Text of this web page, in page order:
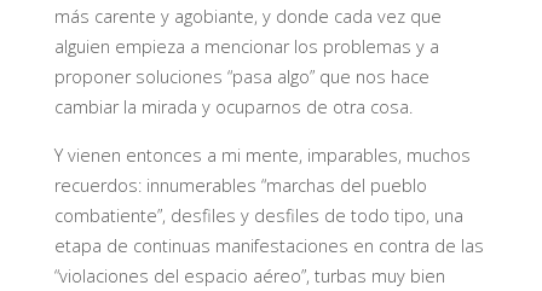
más carente y agobiante, y donde cada vez que
alguien empieza a mencionar los problemas y a
proponer soluciones “pasa algo” que nos hace
cambiar la mirada y ocuparnos de otra cosa.
Y vienen entonces a mi mente, imparables, muchos
recuerdos: innumerables “marchas del pueblo
combatiente”, desfiles y desfiles de todo tipo, una
etapa de continuas manifestaciones en contra de las
“violaciones del espacio aéreo”, turbas muy bien